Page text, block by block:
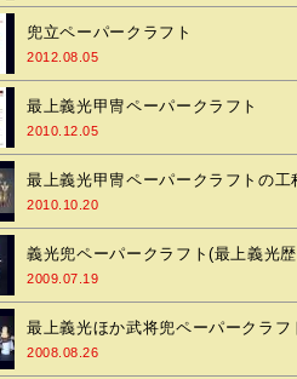
兜立ペーパークラフト
2012.08.05
最上義光甲冑ペーパークラフト
2010.12.05
最上義光甲冑ペーパークラフトの工
2010.10.20
義光兜ペーパークラフト(最上義光
2009.07.19
最上義光ほか武将兜ペーパークラフ
2008.08.26